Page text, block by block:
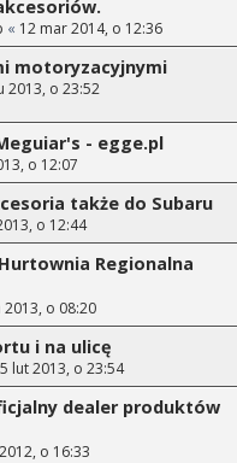
« 12 mar 2014, o 12:36
motoryzacyjnymi
2013, o 23:52
- egge.pl
o 12:07
także do Subaru
o 12:44
Regionalna
2013, o 08:20
i na ulicę
lut 2013, o 23:54
dealer produktów
o 16:33